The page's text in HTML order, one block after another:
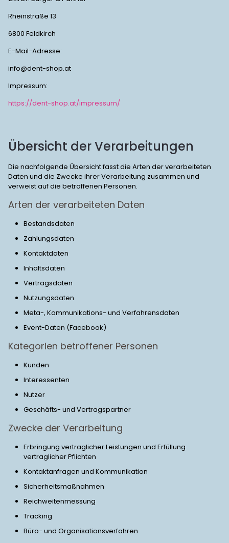
Rheinstraße 13
6800 Feldkirch
E-Mail-Adresse:
info@dent-shop.at
Impressum:
https://dent-shop.at/impressum/
Übersicht der Verarbeitungen
Die nachfolgende Übersicht fasst die Arten der verarbeiteten
Daten und die Zwecke ihrer Verarbeitung zusammen und
verweist auf die betroffenen Personen.
Arten der verarbeiteten Daten
Bestandsdaten
Zahlungsdaten
Kontaktdaten
Inhaltsdaten
Vertragsdaten
Nutzungsdaten
Meta-, Kommunikations- und Verfahrensdaten
Event-Daten (Facebook)
Kategorien betroffener Personen
Kunden
Interessenten
Nutzer
Geschäfts- und Vertragspartner
Zwecke der Verarbeitung
Erbringung vertraglicher Leistungen und Erfüllung
vertraglicher Pflichten
Kontaktanfragen und Kommunikation
Sicherheitsmaßnahmen
Reichweitenmessung
Tracking
Büro- und Organisationsverfahren